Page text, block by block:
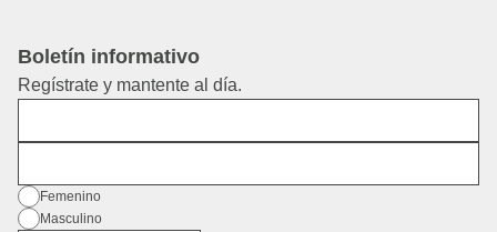
Boletín informativo
Regístrate y mantente al día.
Género
Femenino
Masculino